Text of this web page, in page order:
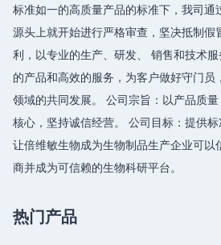
标准如一的高质量产品的标准下，我司通
源头上就开始进行严格审查，坚决抵制假
利，以专业的生产、研发、 销售和技术
的产品和高效的服务，为客户做好守门员
领域的共同发展。 公司宗旨：以产品质
核心，坚持诚信经营。 公司目标：提供标
让倍维敏生物成为生物制品生产企业可以
商并成为可信赖的生物科研平台。
热门产品